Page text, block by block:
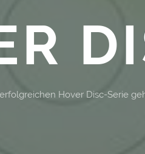
Hover Disc-Serie